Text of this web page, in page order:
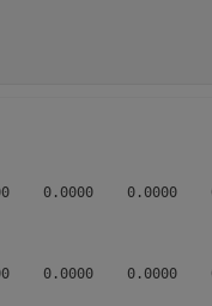
0.0000    0.0000
0.0000    0.0000